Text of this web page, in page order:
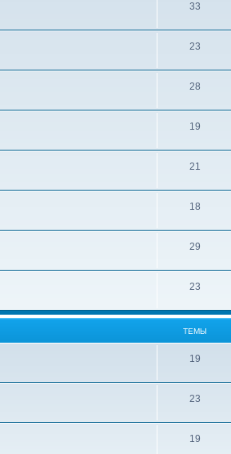
33
23
28
19
21
18
29
23
ТЕМЫ
19
23
19